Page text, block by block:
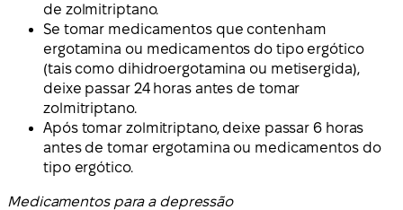
de zolmitriptano.
Se tomar medicamentos que contenham
ergotamina ou medicamentos do tipo ergótico
(tais como dihidroergotamina ou metisergida),
deixe passar 24 horas antes de tomar
zolmitriptano.
Após tomar zolmitriptano, deixe passar 6 horas
antes de tomar ergotamina ou medicamentos do
tipo ergótico.
Medicamentos para a depressão